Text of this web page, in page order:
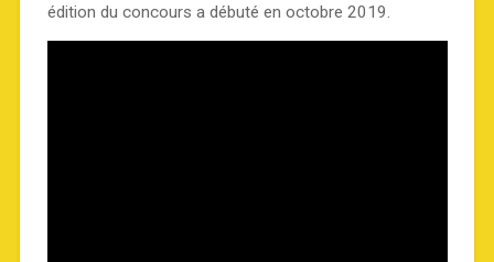
édition du concours a débuté en octobre 2019.